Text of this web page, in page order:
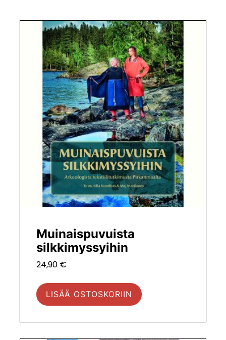
Muinaispuvuista
silkkimyssyihin
24,90 €
LISÄÄ OSTOSKORIIN